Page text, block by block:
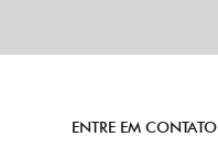
ENTRE EM CONTATO